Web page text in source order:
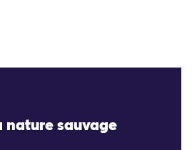
nature sauvage